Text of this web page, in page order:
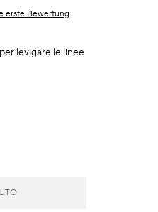
erste Bewertung
levigare le linee